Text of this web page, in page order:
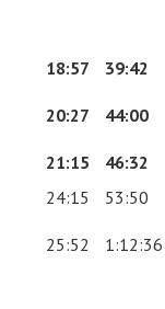
18:57 39:42
20:27 44:00
21:15
46:32
24:15 53:50
25:52 1:12:36